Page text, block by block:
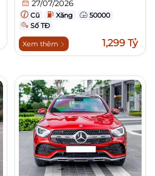
27/07/2026
Cũ Xăng
50000
Số TĐ
Xem thêm 1,299 Tỷ